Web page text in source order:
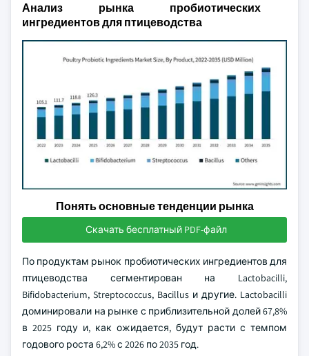
Анализ рынка пробиотических
ингредиентов для птицеводства
Понять основные тенденции рынка
Скачать бесплатный PDF-файл
По продуктам рынок пробиотических ингредиентов для
птицеводства сегментирован на Lactobacilli,
Bifidobacterium, Streptococcus, Bacillus и другие. Lactobacilli
доминировали на рынке с приблизительной долей 67,8%
в 2025 году и, как ожидается, будут расти с темпом
годового роста 6,2% с 2026 по 2035 год.